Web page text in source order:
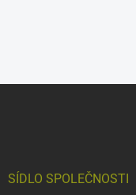
SÍDLO SPOLEČNOSTI